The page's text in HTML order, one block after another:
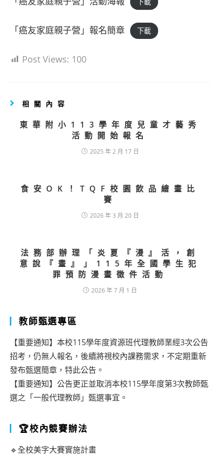
「癌友家庭親子營」報名簡章 下載
Post Views: 100
相關內容
東華附小113學年度兒童才藝秀
活動開始報名
2025 年 2 月 17 日
食安OK！TQF校園飲品繪畫比
賽
2026 年 3 月 20 日
法務部辦理「炎夏『漫』活，創
意說『畫』」115年全國學生犯
罪預防漫畫徵件活動
2026 年 7 月 1 日
教師甄選專區
【重要通知】本校115學年度資源班代理教師業經3次公告
招考，仍無人報名，後續將視校內課務需求，不定期重新
發布甄選簡章，特此公告。
【重要通知】公告更正並取消本校115學年度第3次教師甄
選之「一般代理教師」甄選事宜。
🏆校內競賽辦法
🔹全校美字大賽實施計畫